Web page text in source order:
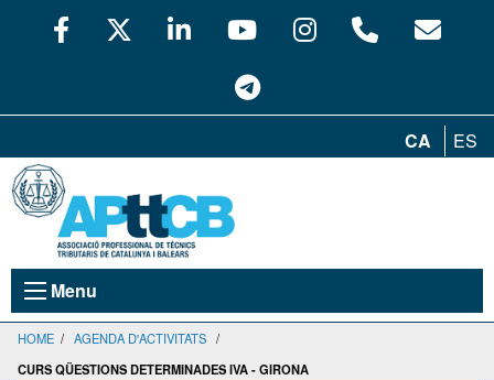
CA ES
Menu
HOME / AGENDA D'ACTIVITATS /
CURS QÜESTIONS DETERMINADES IVA - GIRONA